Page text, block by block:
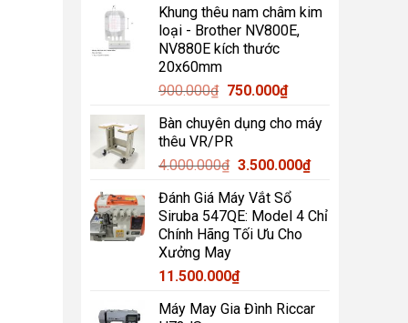
là:
1.000.000₫.
tại
là:
Khung thêu nam châm kim
loại - Brother NV800E,
NV880E kích thước
20x60mm
900.000₫ Giá
là:
900.000₫.
750.000₫Giá
tại
750.000₫.
Bàn chuyên dụng cho máy
thêu VR/PR
4.000.000₫ Giá
là:
4.000.000₫.
3.500.000₫Giá
là:
Đánh Giá Máy Vắt Sổ
Siruba 547QE: Model 4 Chỉ
Chính Hãng Tối Ưu Cho
Xưởng May
11.500.000₫
Máy May Gia Đình Riccar